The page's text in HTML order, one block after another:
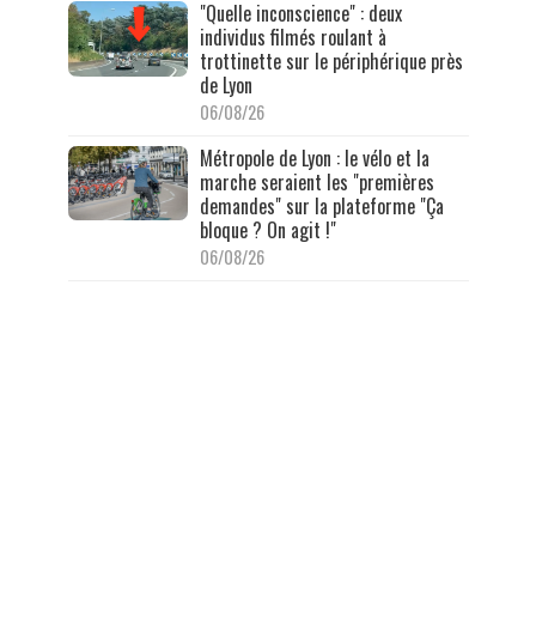
"Quelle inconscience" : deux
individus filmés roulant à
trottinette sur le périphérique près
de Lyon
06/08/26
Métropole de Lyon : le vélo et la
marche seraient les "premières
demandes" sur la plateforme "Ça
bloque ? On agit !"
06/08/26